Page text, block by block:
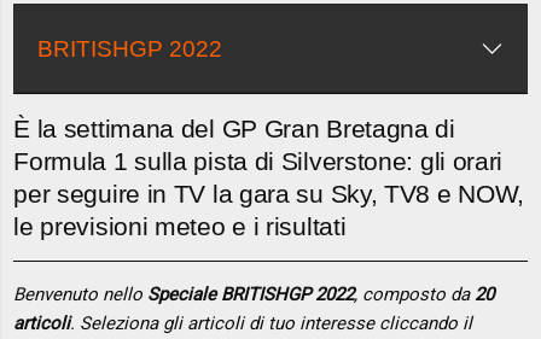
BRITISHGP 2022
È la settimana del GP Gran Bretagna di
Formula 1 sulla pista di Silverstone: gli orari
per seguire in TV la gara su Sky, TV8 e NOW,
le previsioni meteo e i risultati
Benvenuto nello Speciale BRITISHGP 2022, composto da 20
articoli. Seleziona gli articoli di tuo interesse cliccando il